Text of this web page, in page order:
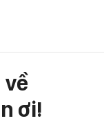
ơi!